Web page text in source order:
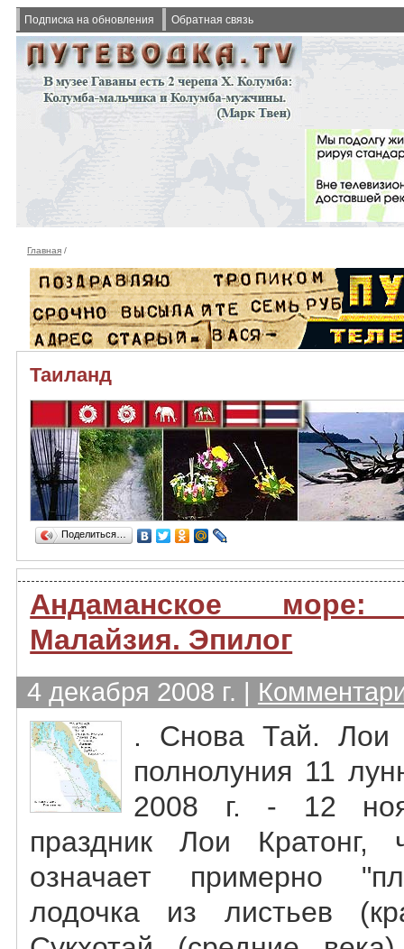
Подписка на обновления Обратная связь
Главная /
Таиланд
Поделиться…
Андаманское
Малайзия. Эпилог
4 декабря 2008 г. |
. Снова Тай. Лои
полнолуния 11
2008 г. - 12
праздник Лои Кратонг,
означает примерно
лодочка из листьев